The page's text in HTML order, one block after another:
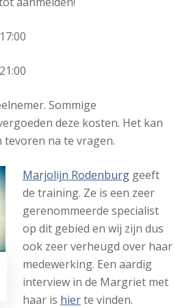
Sommige
deze kosten. Het kan
tevoren na te vragen.
Marjolijn Rodenburggeeft
de training. Ze is een zeer
gerenommeerde specialist
op dit gebied en wij zijn dus
ook zeer verheugd over haar
medewerking. Een aardig
interview in de Margriet met
haar is hierte vinden.